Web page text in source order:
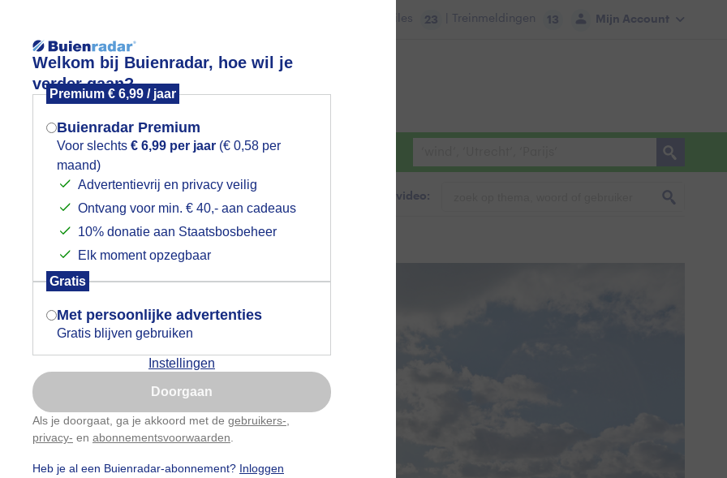
Welkom bij Buienradar, hoe wil je
verder gaan?
Premium € 6,99 / jaar
Buienradar Premium
Voor slechts € 6,99 per jaar (€ 0,58 per
maand)
Advertentievrij en privacy veilig
Ontvang voor min. € 40,- aan cadeaus
10% donatie aan Staatsbosbeheer
Elk moment opzegbaar
Gratis
Met persoonlijke advertenties
Gratis blijven gebruiken
Instellingen
Doorgaan
Als je doorgaat, ga je akkoord met de gebruikers-
privacy- en abonnementsvoorwaarden
Heb je al een Buienradar-abonnement? Inloggen
Mijn Account
Files 23 | Treinmeldingen 13
Foto en video Weerzine
Zoeken in foto & video:
Mogen we je locatie gebruiken voor
het weer?
Indien je hier nog geen akkoord op hebt
gegeven, verschijnt er zo een pop-up uit
je browser waarin deze toestemming
gevraagd wordt.
Is goed, toon de popup
Nu niet, misschien later
Gebruik je Safari en wil je niet elke dag deze pop-up
Klikhierom dit aan te passen